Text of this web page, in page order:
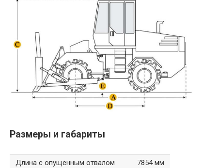
Размеры и габариты
Длина с опущенным отвалом
7854 мм